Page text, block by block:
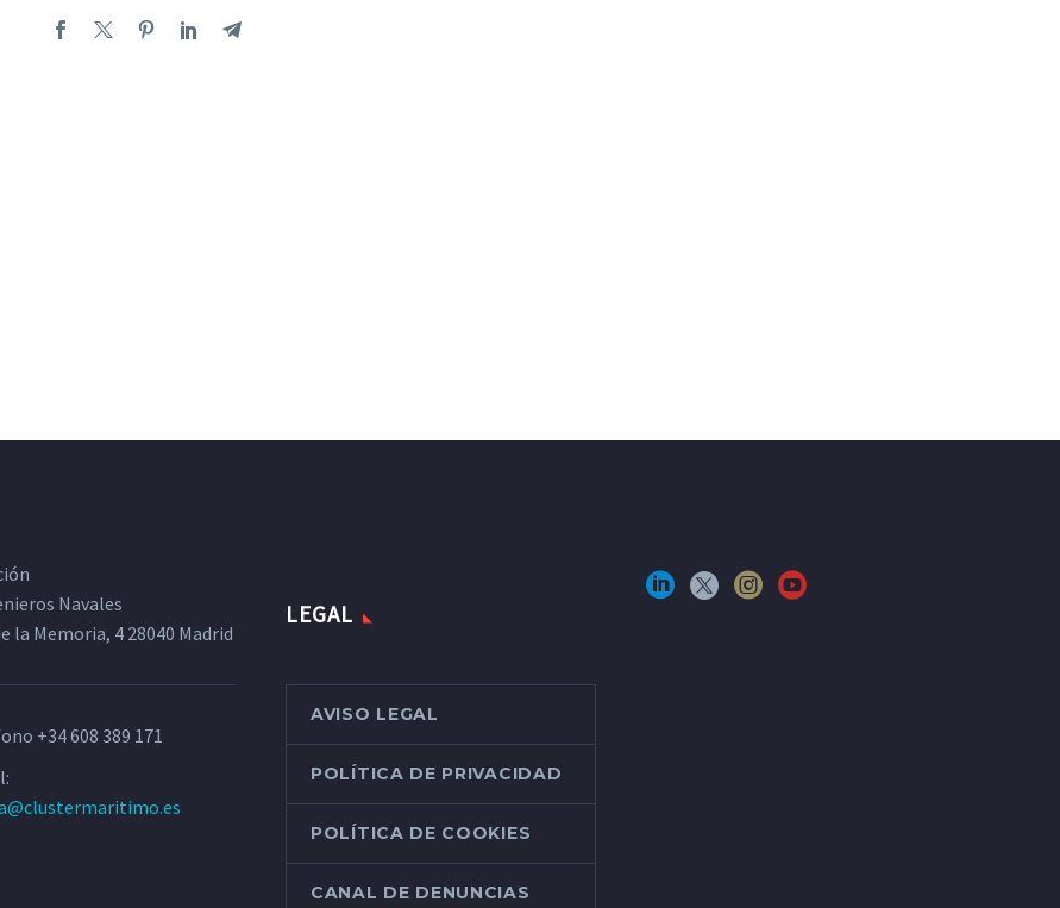
Navales
la Memoria, 4 28040 Madrid
+34 608 389 171
LEGAL
AVISO LEGAL
POLÍTICA DE PRIVACIDAD
POLÍTICA DE COOKIES
CANAL DE DENUNCIAS